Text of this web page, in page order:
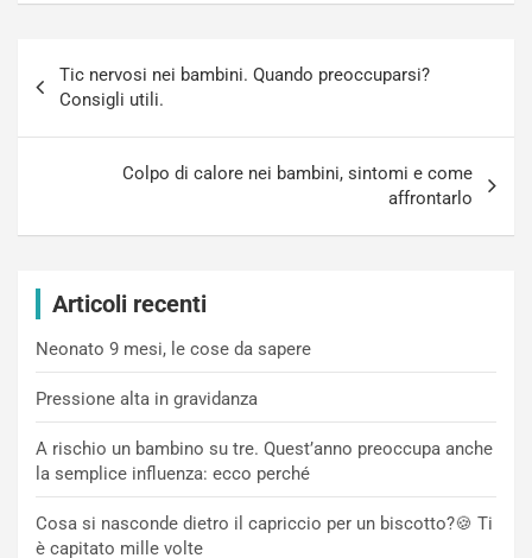
articoli
Tic nervosi nei bambini. Quando preoccuparsi?
Consigli utili.
Colpo di calore nei bambini, sintomi e come
affrontarlo
Articoli recenti
Neonato 9 mesi, le cose da sapere
Pressione alta in gravidanza
A rischio un bambino su tre. Quest’anno preoccupa anche
la semplice influenza: ecco perché
Cosa si nasconde dietro il capriccio per un biscotto?🍪 Ti
è capitato mille volte